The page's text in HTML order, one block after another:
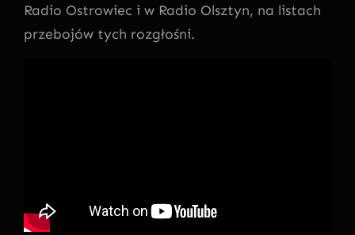
Radio Ostrowiec i w Radio Olsztyn, na listach
przebojów tych rozgłośni.